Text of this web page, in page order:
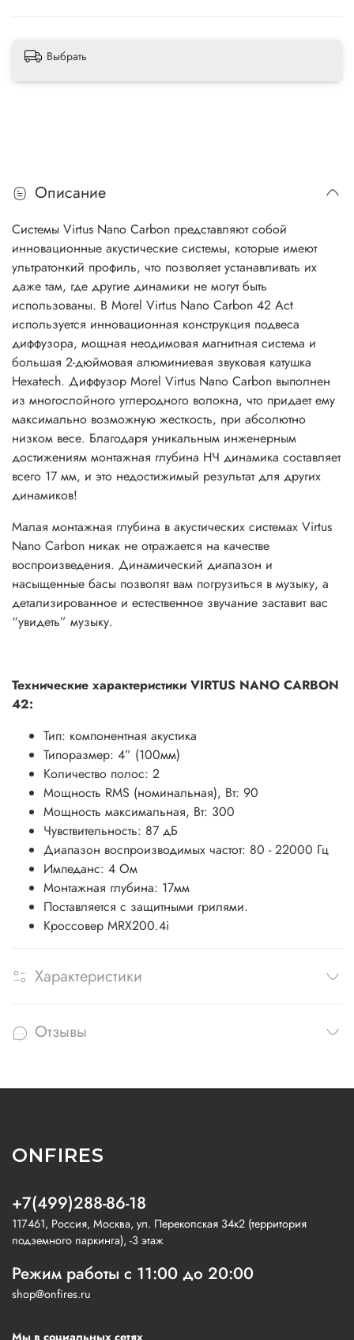
Выбрать
Описание
Системы Virtus Nano Carbon представляют собой
инновационные акустические системы, которые имеют
ультратонкий профиль, что позволяет устанавливать их
даже там, где другие динамики не могут быть
использованы. В Morel Virtus Nano Carbon 42 Act
используется инновационная конструкция подвеса
диффузора, мощная неодимовая магнитная система и
большая 2-дюймовая алюминиевая звуковая катушка
Hexatech. Диффузор Morel Virtus Nano Carbon выполнен
из многослойного углеродного волокна, что придает ему
максимально возможную жесткость, при абсолютно
низком весе. Благодаря уникальным инженерным
достижениям монтажная глубина НЧ динамика составляет
всего 17 мм, и это недостижимый результат для других
динамиков!
Малая монтажная глубина в акустических системах Virtus
Nano Carbon никак не отражается на качестве
воспроизведения. Динамический диапазон и
насыщенные басы позволят вам погрузиться в музыку, а
детализированное и естественное звучание заставит вас
“увидеть” музыку.
Технические характеристики VIRTUS NANO CARBON
42:
Тип: компонентная акустика
Типоразмер: 4” (100мм)
Количество полос: 2
Мощность RMS (номинальная), Вт: 90
Мощность максимальная, Вт: 300
Чувствительность: 87 дБ
Диапазон воспроизводимых частот: 80 - 22000 Гц
Импеданс: 4 Ом
Монтажная глубина: 17мм
Поставляется c защитными грилями.
Кроссовер MRX200.4i
Характеристики
Отзывы
ONFIRES
+7(499)288-86-18
117461, Россия, Москва, ул. Перекопская 34к2 (территория
подземного паркинга), -3 этаж
Режим работы с 11:00 до 20:00
shop@onfires.ru